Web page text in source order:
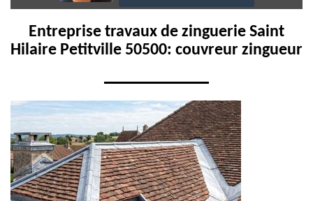
Entreprise travaux de zinguerie Saint
Hilaire Petitville 50500: couvreur zingueur